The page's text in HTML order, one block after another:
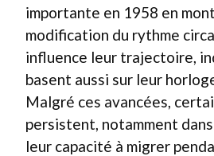
importante en 1958 en
modification du rythme
influence leur trajectoire,
basent aussi sur leur
Malgré ces avancées,
persistent, notamment
leur capacité à migrer